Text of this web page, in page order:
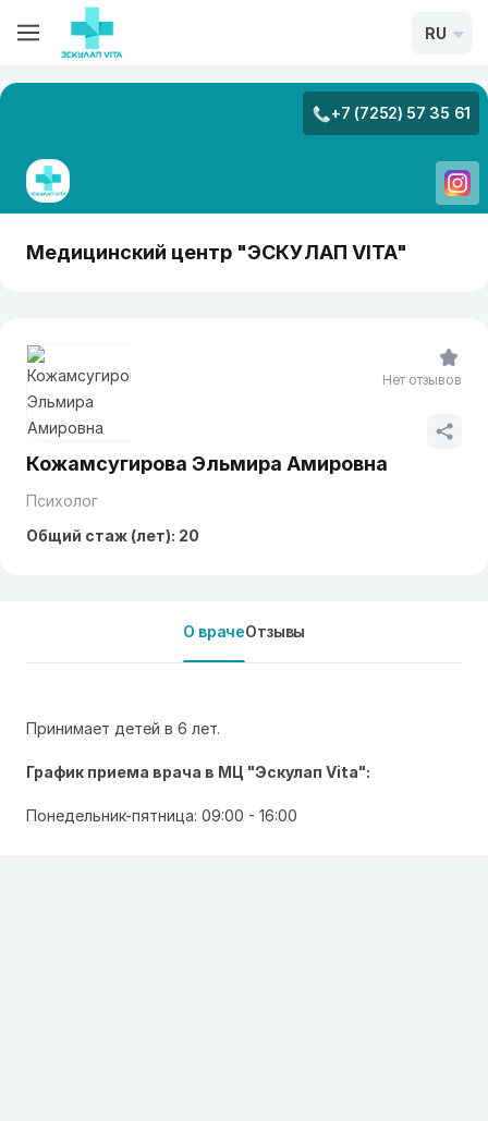
RU
+7 (7252) 57 35 61
Медицинский центр "ЭСКУЛАП VITA"
Кожамсугирова Эльмира Амировна
Психолог
Общий стаж (лет): 20
Нет отзывов
О врачеОтзывы
Принимает детей в 6 лет.
График приема врача в МЦ "Эскулап Vita":
Понедельник-пятница: 09:00 - 16:00